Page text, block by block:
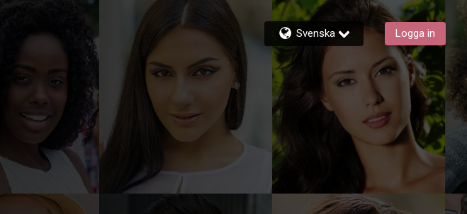
Svenska Logga in